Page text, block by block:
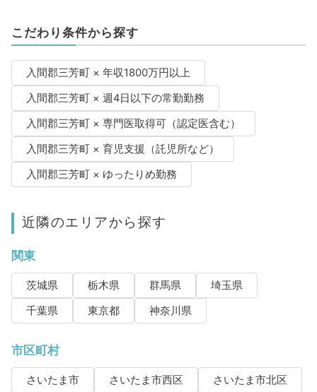
こだわり条件から探す
入間郡三芳町 × 年収1800万円以上
入間郡三芳町 × 週4日以下の常勤勤務
入間郡三芳町 × 専門医取得可（認定医含む）
入間郡三芳町 × 育児支援（託児所など）
入間郡三芳町 × ゆったりめ勤務
近隣のエリアから探す
関東
茨城県 栃木県 群馬県
埼玉県
千葉県
東京都 神奈川県
市区町村
さいたま市 さいたま市西区
さいたま市北区